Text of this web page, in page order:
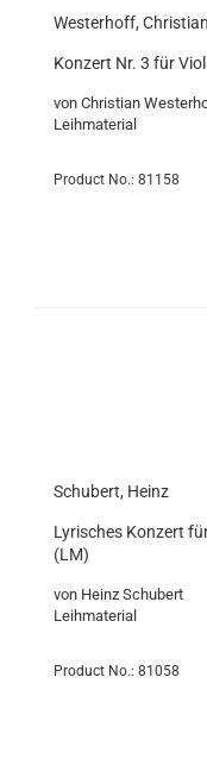
Westerhoff,
Konzert Nr. 3 für
von Christian
Leihmaterial
Product No.: 81158
Schubert, Heinz
Lyrisches Konzert
(LM)
von Heinz Schubert
Leihmaterial
Product No.: 81058